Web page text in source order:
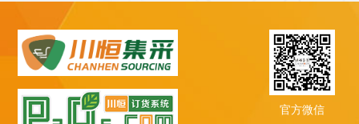
官方微信